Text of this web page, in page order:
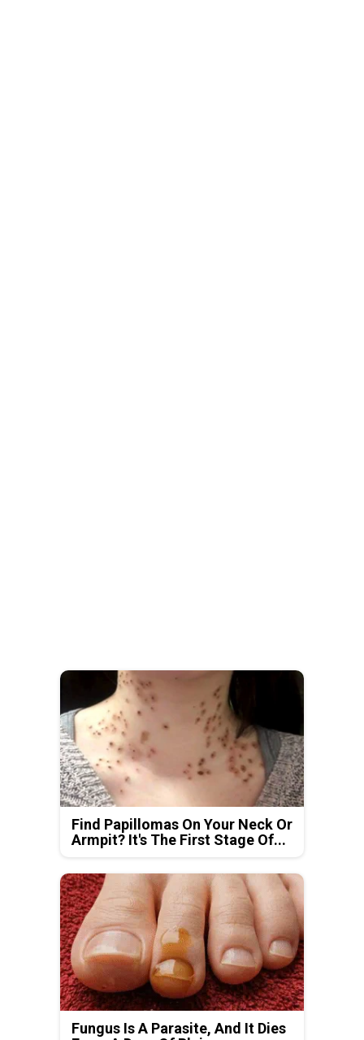
Find Papillomas On Your Neck Or
Armpit? It's The First Stage Of...
Fungus Is A Parasite, And It Dies